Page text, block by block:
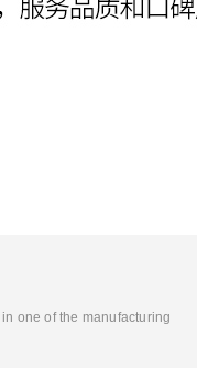
one of the manufacturing